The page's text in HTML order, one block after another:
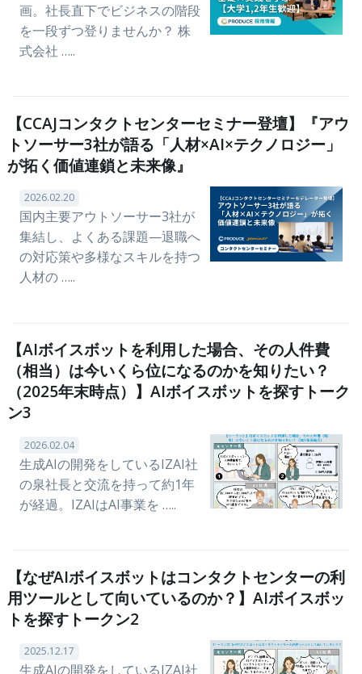
画。社長直下でビジネスの階段
を一段ずつ登りませんか？ 株
式会社 …..
【CCAJコンタクトセンターセミナー登壇】『アウ
トソーサー3社が語る「人材×AI×テクノロジー」
が拓く価値連鎖と未来像』
2026.02.20
国内主要アウトソーサー3社が
集結し、よくある課題—退職へ
の対応策や多様なスキルを持つ
人材の …..
【AIボイスボットを利用した場合、その人件費
（相当）は今いくら位になるのかを知りたい？
（2025年末時点）】AIボイスボットを探すトーク
ン3
2026.02.04
生成AIの開発をしているIZAI社
の泉社長と交流を持って約1年
が経過。IZAIはAI事業を …..
【なぜAIボイスボットはコンタクトセンターの利
用ツールとして向いているのか？】AIボイスボッ
トを探すトークン2
2025.12.17
生成AIの開発をしているIZAI社